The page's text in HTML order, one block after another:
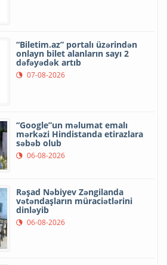
“Biletim.az” portalı üzərindən
onlayn bilet alanların sayı 2
dəfəyədək artıb
07-08-2026
“Google”un məlumat emalı
mərkəzi Hindistanda etirazlara
səbəb olub
06-08-2026
Rəşad Nəbiyev Zəngilanda
vətəndaşların müraciətlərini
dinləyib
06-08-2026